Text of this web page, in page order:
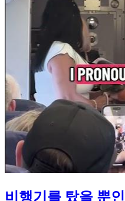
비행기를 탔을 뿐